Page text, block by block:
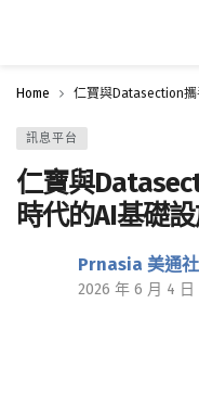
Home 仁寶與Datasection
訊息平台
仁寶與
時代的AI基礎
Prnasia 美通社
2026 年 6 月 4 日